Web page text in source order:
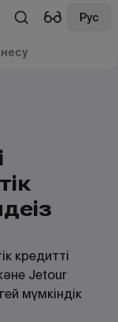
Рус
кредитті
Jetour
мүмкіндік